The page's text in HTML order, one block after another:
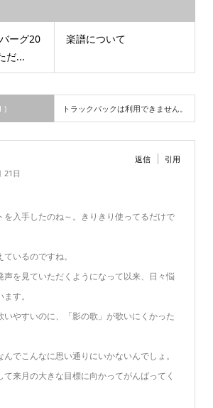
ーグ20
だ...
楽譜について
) トラックバックは利用できません。
21日
返信 引用
を入手したのね～。きりきり使ってるだけで
いるのですね。
声を見ていただくようになって以来、日々悩
す。
いやすいのに、「影の歌」が歌いにくかった
でこんなに思い通りにいかないんでしょ。
て来月の大きな目標に向かってがんばってく